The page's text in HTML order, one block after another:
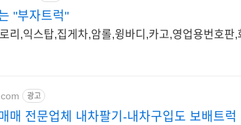
"부자트럭"
리,익스탑,집게차,암롤,윙바디,카고,영업용번호판,
광고
매 전문업체 내차팔기-내차구입도 보배트럭